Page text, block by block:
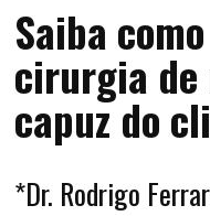
Saiba
cirurgia de
capuz do
*Dr. Rodrigo